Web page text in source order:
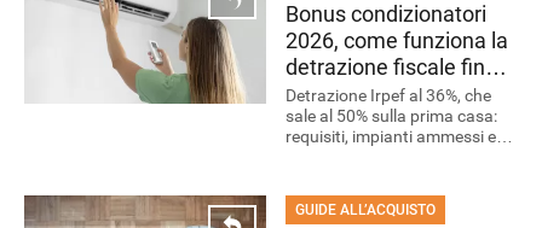
Bonus condizionatori
2026, come funziona la
detrazione fiscale fino
al 50%
Detrazione Irpef al 36%, che
sale al 50% sulla prima casa:
requisiti, impianti ammessi e
GUIDE ALL’ACQUISTO